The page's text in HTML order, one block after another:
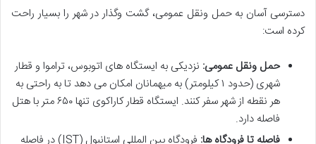
دسترسی آسان به حمل ونقل عمومی، گشت وگذار در شهر را بسیار راحت
کرده است:
حمل ونقل عمومی: نزدیکی به ایستگاه های اتوبوس، تراموا و قطار
شهری (حدود ۱ کیلومتر) به میهمانان امکان می دهد تا به راحتی به
هر نقطه از شهر سفر کنند. ایستگاه قطار کاراکوی تنها ۶۵۰ متر با هتل
فاصله دارد.
فاصله تا فرودگاه ها:
فرودگاه بین المللی استانبول (IST) در فاصله